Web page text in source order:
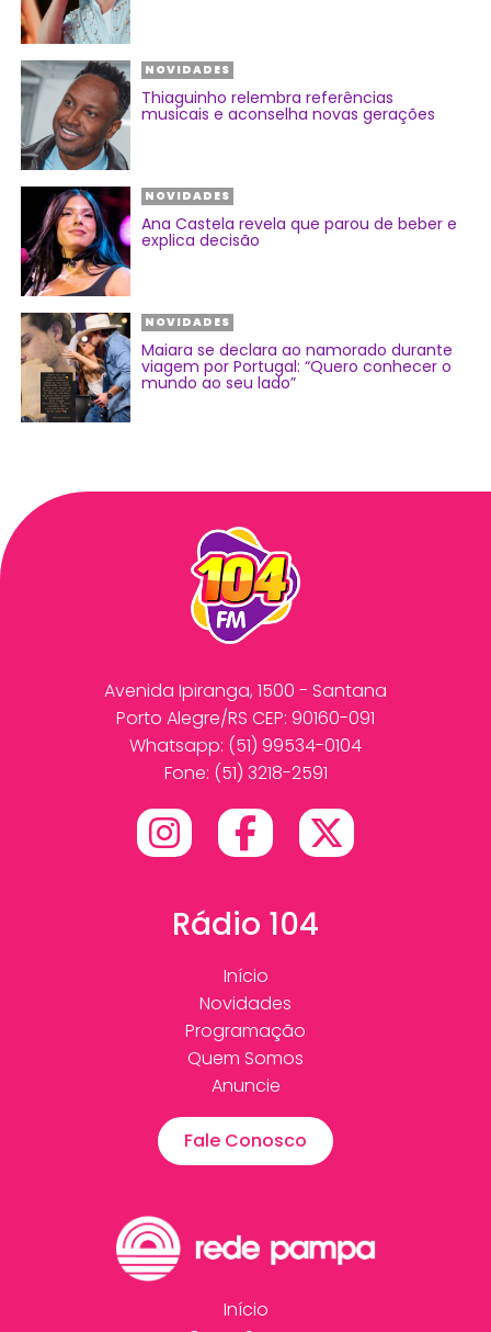
NOVIDADES
Thiaguinho relembra referências
musicais e aconselha novas gerações
NOVIDADES
Ana Castela revela que parou de beber e
explica decisão
NOVIDADES
Maiara se declara ao namorado durante
viagem por Portugal: “Quero conhecer o
mundo ao seu lado”
Avenida Ipiranga, 1500 - Santana
Porto Alegre/RS CEP: 90160-091
Whatsapp: (51) 99534-0104
Fone: (51) 3218-2591
Rádio 104
Início
Novidades
Programação
Quem Somos
Anuncie
Fale Conosco
Início